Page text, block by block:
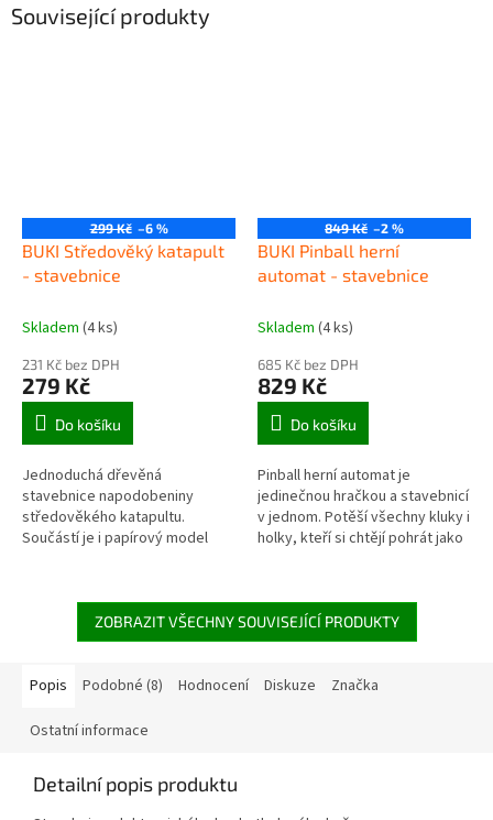
Související produkty
299 Kč –6 %
BUKI Středověký katapult
- stavebnice
Skladem (4 ks)
231 Kč bez DPH
279 Kč
Do košíku
Jednoduchá dřevěná
stavebnice napodobeniny
středověkého katapultu.
Součástí je i papírový model
malé konstruktéry nebo...
849 Kč –2 %
BUKI Pinball herní
automat - stavebnice
Skladem (4 ks)
685 Kč bez DPH
829 Kč
Do košíku
Pinball herní automat je
jedinečnou hračkou a stavebnicí
v jednom. Potěší všechny kluky i
holky, kteří si chtějí pohrát jako
ZOBRAZIT VŠECHNY SOUVISEJÍCÍ PRODUKTY
Popis Podobné (8) Hodnocení Diskuze Značka
Ostatní informace
Detailní popis produktu